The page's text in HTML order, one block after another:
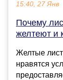
15:40, 27 Янв
Почему
желтеют и
Желтые
нравятся